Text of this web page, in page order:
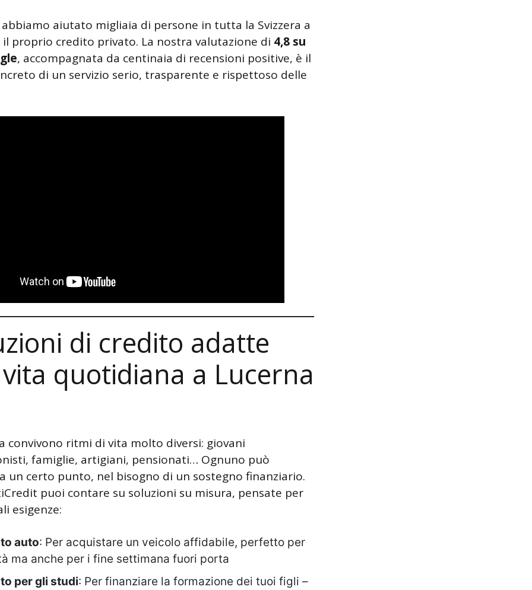
abbiamo aiutato migliaia di persone in tutta la Svizzera a
proprio credito privato. La nostra valutazione di 4,8 su
, accompagnata da centinaia di recensioni positive, è il
di un servizio serio, trasparente e rispettoso delle
di credito adatte
quotidiana a Lucerna
convivono ritmi di vita molto diversi: giovani
famiglie, artigiani, pensionati… Ognuno può
un certo punto, nel bisogno di un sostegno finanziario.
puoi contare su soluzioni su misura, pensate per
esigenze:
auto: Per acquistare un veicolo affidabile, perfetto per
ma anche per i fine settimana fuori porta
per gli studi: Per finanziare la formazione dei tuoi figli –